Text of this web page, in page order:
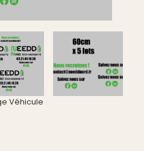
Véhicule